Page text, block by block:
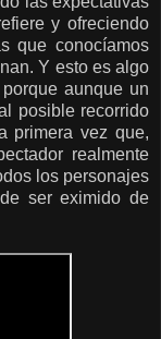
y ofreciendo
que conocíamos
Y esto es algo
aunque un
posible recorrido
primera vez que,
realmente
los personajes
ser eximido de